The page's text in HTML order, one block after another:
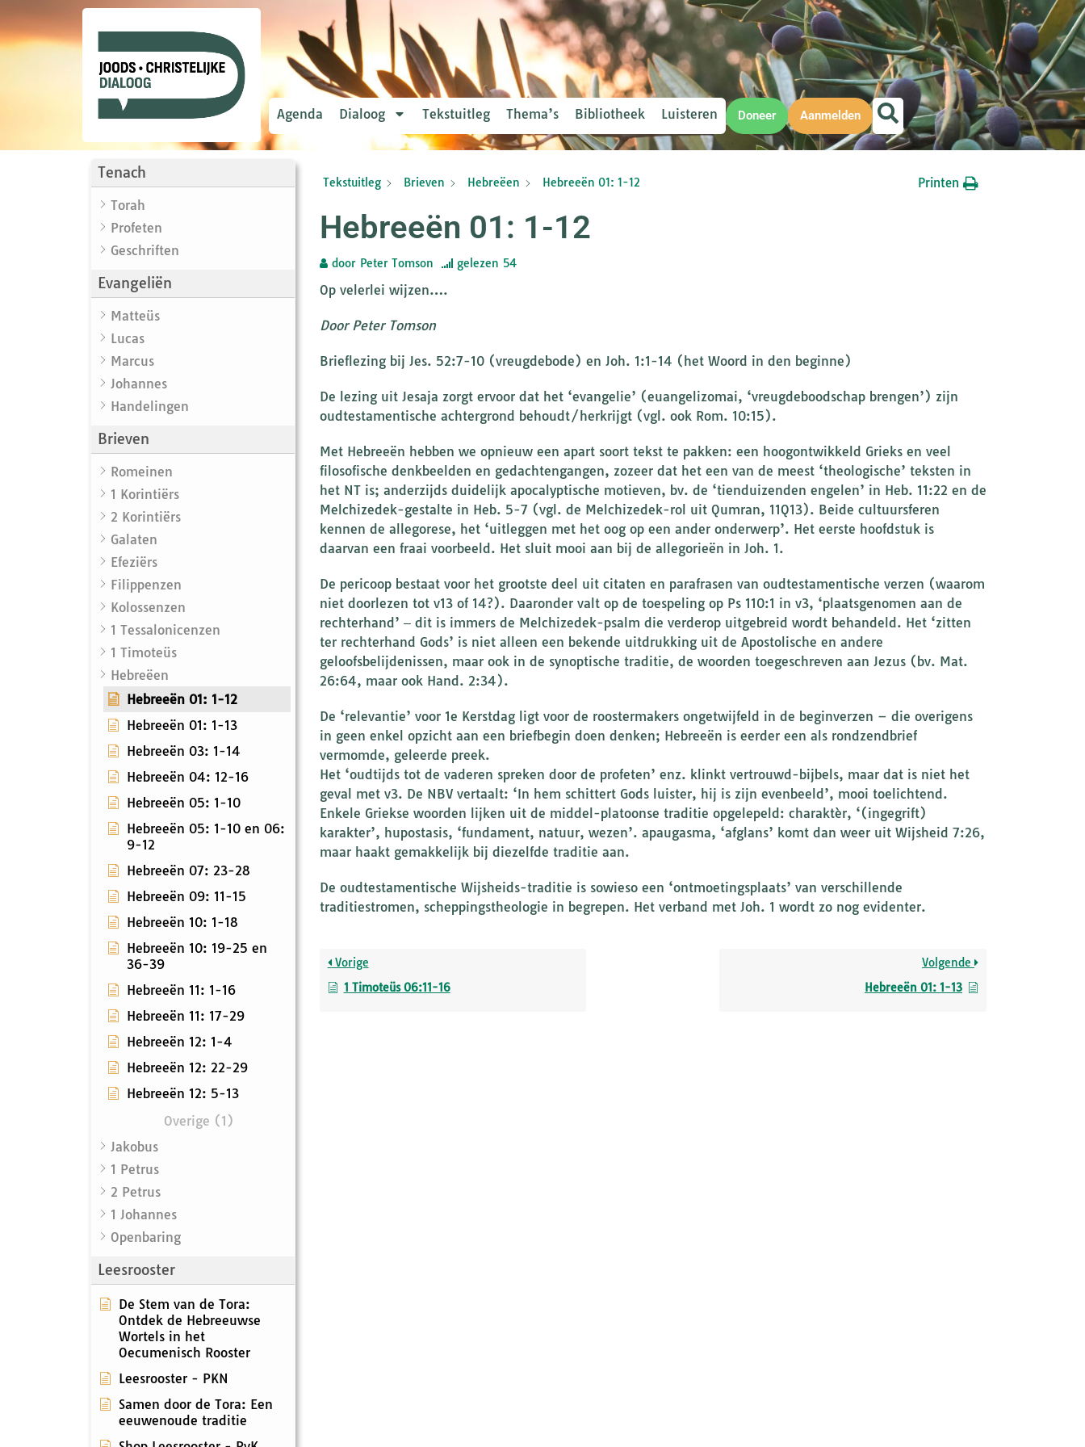
Agenda Dialoog Tekstuitleg Thema’s Bibliotheek Luisteren Doneer Aanmelden
Tenach
Torah
Profeten
Geschriften
Evangeliën
Matteüs
Lucas
Marcus
Johannes
Handelingen
Brieven
Romeinen
1 Korintiërs
2 Korintiërs
Galaten
Efeziërs
Filippenzen
Kolossenzen
1 Tessalonicenzen
1 Timoteüs
Hebreëen
Hebreeën 01: 1-12
Hebreeën 01: 1-13
Hebreeën 03: 1-14
Hebreeën 04: 12-16
Hebreeën 05: 1-10
Hebreeën 05: 1-10 en 06:
9-12
Hebreeën 07: 23-28
Hebreeën 09: 11-15
Hebreeën 10: 1-18
Hebreeën 10: 19-25 en
36-39
Hebreeën 11: 1-16
Hebreeën 11: 17-29
Hebreeën 12: 1-4
Hebreeën 12: 22-29
Hebreeën 12: 5-13
Overige (1)
Jakobus
1 Petrus
2 Petrus
1 Johannes
Openbaring
Leesrooster
De Stem van de Tora:
Ontdek de Hebreeuwse
Wortels in het
Oecumenisch Rooster
Leesrooster - PKN
Samen door de Tora: Een
eeuwenoude traditie
Tekstuitleg Brieven Hebreëen Hebreeën 01: 1-12 Printen
Hebreeën 01: 1-12
door Peter Tomson gelezen 54
Op velerlei wijzen….
Door Peter Tomson
Brieflezing bij Jes. 52:7-10 (vreugdebode) en Joh. 1:1-14 (het Woord in den beginne)
De lezing uit Jesaja zorgt ervoor dat het ‘evangelie’ (euangelizomai, ‘vreugdeboodschap brengen’) zijn
oudtestamentische achtergrond behoudt/herkrijgt (vgl. ook Rom. 10:15).
Met Hebreeën hebben we opnieuw een apart soort tekst te pakken: een hoogontwikkeld Grieks en veel
filosofische denkbeelden en gedachtengangen, zozeer dat het een van de meest ‘theologische’ teksten in
het NT is; anderzijds duidelijk apocalyptische motieven, bv. de ‘tienduizenden engelen’ in Heb. 11:22 en de
Melchizedek-gestalte in Heb. 5-7 (vgl. de Melchizedek-rol uit Qumran, 11Q13). Beide cultuursferen
kennen de allegorese, het ‘uitleggen met het oog op een ander onderwerp’. Het eerste hoofdstuk is
daarvan een fraai voorbeeld. Het sluit mooi aan bij de allegorieën in Joh. 1.
De pericoop bestaat voor het grootste deel uit citaten en parafrasen van oudtestamentische verzen (waarom
niet doorlezen tot v13 of 14?). Daaronder valt op de toespeling op Ps 110:1 in v3, ‘plaatsgenomen aan de
rechterhand’ ‒ dit is immers de Melchizedek-psalm die verderop uitgebreid wordt behandeld. Het ‘zitten
ter rechterhand Gods’ is niet alleen een bekende uitdrukking uit de Apostolische en andere
geloofsbelijdenissen, maar ook in de synoptische traditie, de woorden toegeschreven aan Jezus (bv. Mat.
26:64, maar ook Hand. 2:34).
De ‘relevantie’ voor 1e Kerstdag ligt voor de roostermakers ongetwijfeld in de beginverzen – die overigens
in geen enkel opzicht aan een briefbegin doen denken; Hebreeën is eerder een als rondzendbrief
vermomde, geleerde preek.
Het ‘oudtijds tot de vaderen spreken door de profeten’ enz. klinkt vertrouwd-bijbels, maar dat is niet het
geval met v3. De NBV vertaalt: ‘In hem schittert Gods luister, hij is zijn evenbeeld’, mooi toelichtend.
Enkele Griekse woorden lijken uit de middel-platoonse traditie opgelepeld: charaktèr, ‘(ingegrift)
karakter’, hupostasis, ‘fundament, natuur, wezen’. apaugasma, ‘afglans’ komt dan weer uit Wijsheid 7:26,
maar haakt gemakkelijk bij diezelfde traditie aan.
De oudtestamentische Wijsheids-traditie is sowieso een ‘ontmoetingsplaats’ van verschillende
traditiestromen, scheppingstheologie in begrepen. Het verband met Joh. 1 wordt zo nog evidenter.
Vorige
1 Timoteüs 06:11-16
Volgende
Hebreeën 01: 1-13